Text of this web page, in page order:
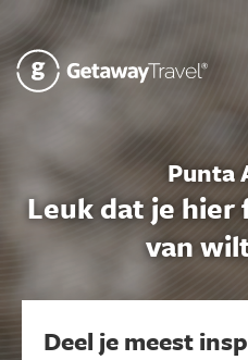
Punta
Leuk dat je hier
van
Deel je meest